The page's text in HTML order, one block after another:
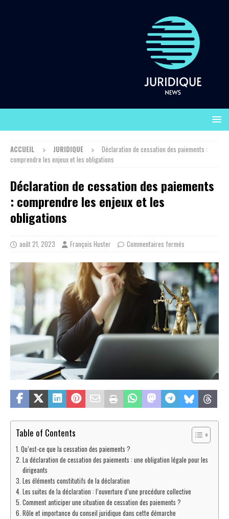
ACCUEIL JURIDIQUE
Déclaration de cessation des paiements :
comprendre les enjeux et les obligations
Déclaration de cessation des paiements
: comprendre les enjeux et les
obligations
août 21, 2023 François Huster Commentaires fermés
Table of Contents
Qu’est-ce que la cessation des paiements ?
La déclaration de cessation des paiements : une obligation légale pour les
dirigeants
Les éléments constitutifs de la déclaration
Les suites de la déclaration : l’ouverture d’une procédure collective
Comment anticiper une situation de cessation des paiements ?
Rôle et importance du conseil juridique dans cette démarche